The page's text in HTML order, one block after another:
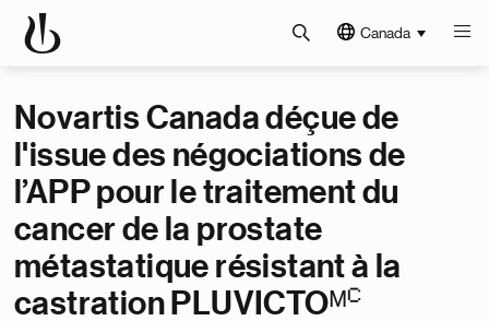
Canada
Novartis Canada déçue de
l'issue des négociations de
l’APP pour le traitement du
cancer de la prostate
métastatique résistant à la
castration PLUVICTOᴹꟲ